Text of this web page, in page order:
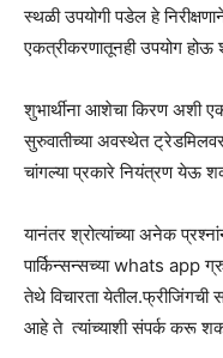
स्थळी उपयोगी पडेल हे
एकत्रीकरणातूनही उपयोग होऊ
शुभार्थीना आशेचा किरण अशी एक
सुरुवातीच्या अवस्थेत
चांगल्या प्रकारे नियंत्रण
यानंतर श्रोत्यांच्या अनेक
पार्किन्सन्सच्या whats app
तेथे विचारता येतील.फ्रीजिंगची
आहे ते त्यांच्याशी संपर्क करू